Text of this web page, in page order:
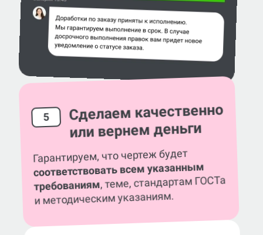
5 Сделаем качественно
или вернем деньги
Гарантируем, что чертеж будет
соответствовать всем указанным
требованиям, теме, стандартам ГОСТа
и методическим указаниям.